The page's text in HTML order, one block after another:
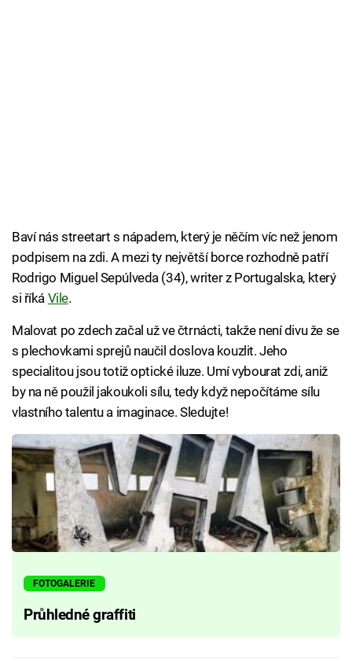
Baví nás streetart s nápadem, který je něčím víc než jenom
podpisem na zdi. A mezi ty největší borce rozhodně patří
Rodrigo Miguel Sepúlveda (34), writer z Portugalska, který
si říká Vile.
Malovat po zdech začal už ve čtrnácti, takže není divu že se
s plechovkami sprejů naučil doslova kouzlit. Jeho
specialitou jsou totiž optické iluze. Umí vybourat zdi, aniž
by na ně použil jakoukoli sílu, tedy když nepočítáme sílu
vlastního talentu a imaginace. Sledujte!
FOTOGALERIE
Průhledné graffiti